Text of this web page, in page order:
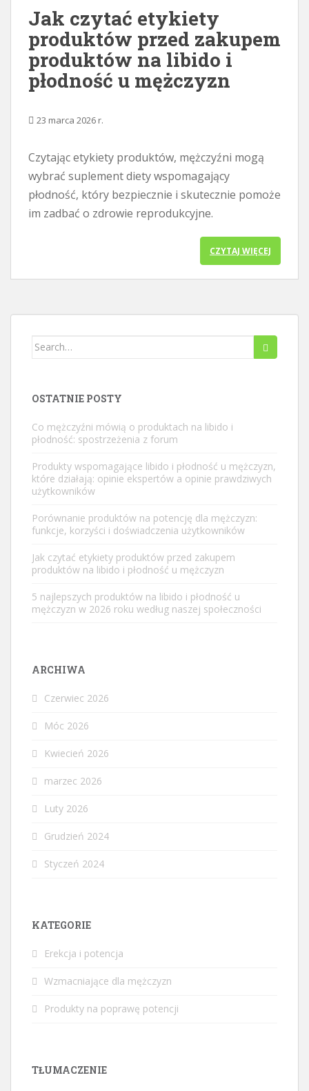
Jak czytać etykiety
produktów przed zakupem
produktów na libido i
płodność u mężczyzn
23 marca 2026 r.
Czytając etykiety produktów, mężczyźni mogą
wybrać suplement diety wspomagający
płodność, który bezpiecznie i skutecznie pomoże
im zadbać o zdrowie reprodukcyjne.
CZYTAJ WIĘCEJ
Szukaj:
OSTATNIE POSTY
Co mężczyźni mówią o produktach na libido i
płodność: spostrzeżenia z forum
Produkty wspomagające libido i płodność u mężczyzn,
które działają: opinie ekspertów a opinie prawdziwych
użytkowników
Porównanie produktów na potencję dla mężczyzn:
funkcje, korzyści i doświadczenia użytkowników
Jak czytać etykiety produktów przed zakupem
produktów na libido i płodność u mężczyzn
5 najlepszych produktów na libido i płodność u
mężczyzn w 2026 roku według naszej społeczności
ARCHIWA
Czerwiec 2026
Móc 2026
Kwiecień 2026
marzec 2026
Luty 2026
Grudzień 2024
Styczeń 2024
KATEGORIE
Erekcja i potencja
Wzmacniające dla mężczyzn
Produkty na poprawę potencji
TŁUMACZENIE